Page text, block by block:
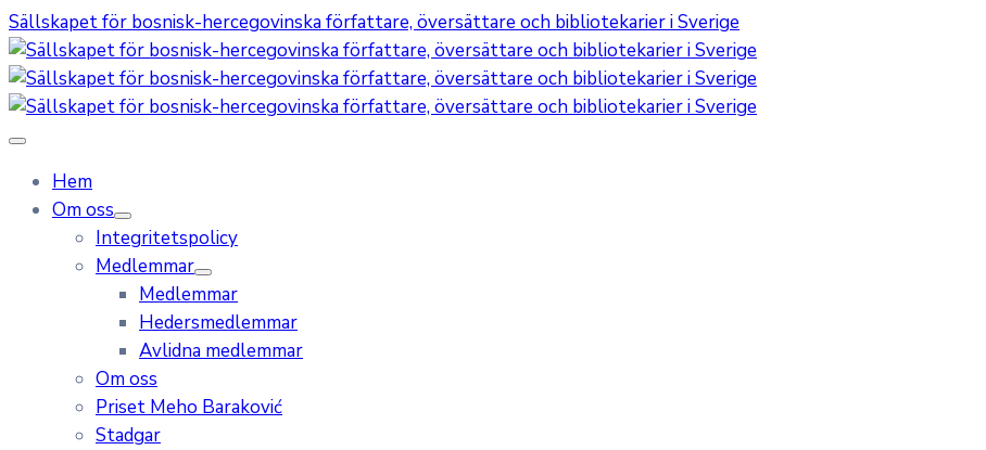
Sällskapet för bosnisk-hercegovinska författare, översättare och bibliotekarier i Sverige
Hem
Om oss
Integritetspolicy
Medlemmar
Medlemmar
Hedersmedlemmar
Avlidna medlemmar
Om oss
Priset Meho Baraković
Stadgar